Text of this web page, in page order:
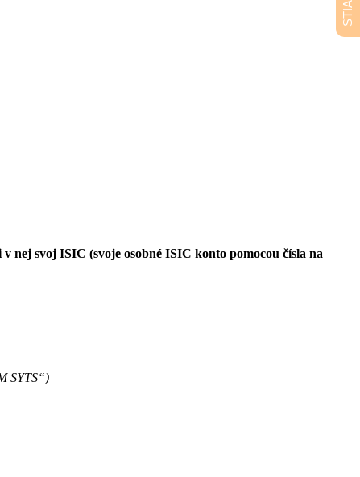
nej svoj ISIC (svoje osobné ISIC konto pomocou čísla na
SYTS“)